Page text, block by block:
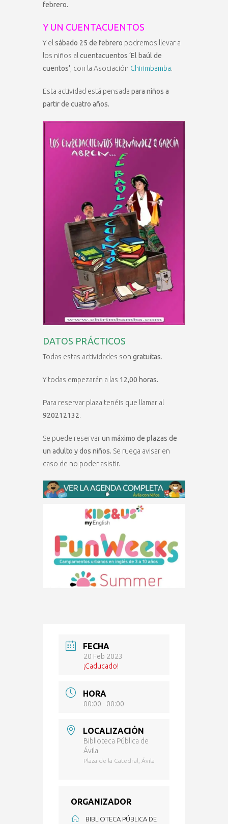
febrero.
Y UN CUENTACUENTOS
Y elsábado 25 de febrero podremos llevar a
los niños alcuentacuentos ‘El baúl de
cuentos’, con la Asociación Chirimbamba.
Esta actividad está pensada para niños a
partir de cuatro años.
DATOS PRÁCTICOS
Todas estas actividades son gratuitas.
Y todas empezarán a las 12,00 horas.
Para reservar plaza tenéis que llamar al
920212132.
Se puede reservarun máximo de plazas de
un adulto y dos niños. Se ruega avisar en
caso de no poder asistir.
FECHA
20 Feb 2023
¡Caducado!
HORA
00:00 - 00:00
LOCALIZACIÓN
Biblioteca Pública de
Ávila
Plaza de la Catedral, Ávila
ORGANIZADOR
BIBLIOTECA PÚBLICA DE